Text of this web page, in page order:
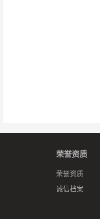
荣誉资质
荣誉资质
诚信档案